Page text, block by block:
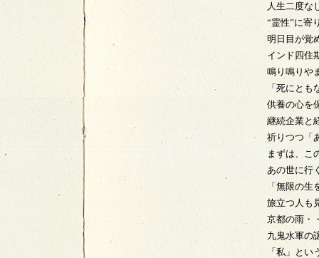
人生二度な
“霊性”に寄
明日目が覚
インド四住
鳴り鳴りや
「死にと
供養の心を
継続企業と
祈りつつ「
まずは、こ
あの世に行
「無限の
旅立つ人も
京都の雨・
九鬼水軍の
「私」と